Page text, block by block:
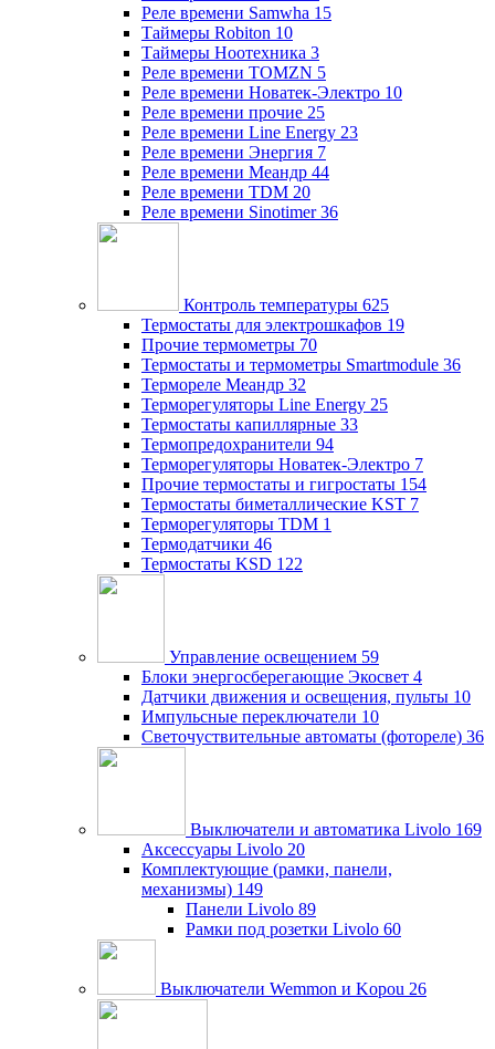
Реле времени Samwha 15
Таймеры Robiton 10
Таймеры Ноотехника 3
Реле времени TOMZN 5
Реле времени Новатек-Электро 10
Реле времени прочие 25
Реле времени Line Energy 23
Реле времени Энергия 7
Реле времени Меандр 44
Реле времени TDM 20
Реле времени Sinotimer 36
Контроль температуры 625
Термостаты для электрошкафов 19
Прочие термометры 70
Термостаты и термометры Smartmodule 36
Термореле Меандр 32
Терморегуляторы Line Energy 25
Термостаты капиллярные 33
Термопредохранители 94
Терморегуляторы Новатек-Электро 7
Прочие термостаты и гигростаты 154
Термостаты биметаллические KST 7
Терморегуляторы TDM 1
Термодатчики 46
Термостаты KSD 122
Управление освещением 59
Блоки энергосберегающие Экосвет 4
Датчики движения и освещения, пульты 10
Импульсные переключатели 10
Светочуствительные автоматы (фотореле) 36
Выключатели и автоматика Livolo 169
Аксессуары Livolo 20
Комплектующие (рамки, панели,
механизмы) 149
Панели Livolo 89
Рамки под розетки Livolo 60
Выключатели Wemmon и Kopou 26